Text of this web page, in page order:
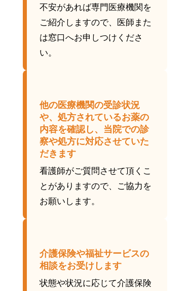
不安があれば専門医療機関を
ご紹介しますので、医師また
は窓口へお申しつけくださ
い。
他の医療機関の受診状況
や、処方されているお薬の
内容を確認し、当院での診
察や処方に対応させていた
だきます
看護師がご質問させて頂くこ
とがありますので、ご協力を
お願いします。
介護保険や福祉サービスの
相談をお受けします
状態や状況に応じて介護保険